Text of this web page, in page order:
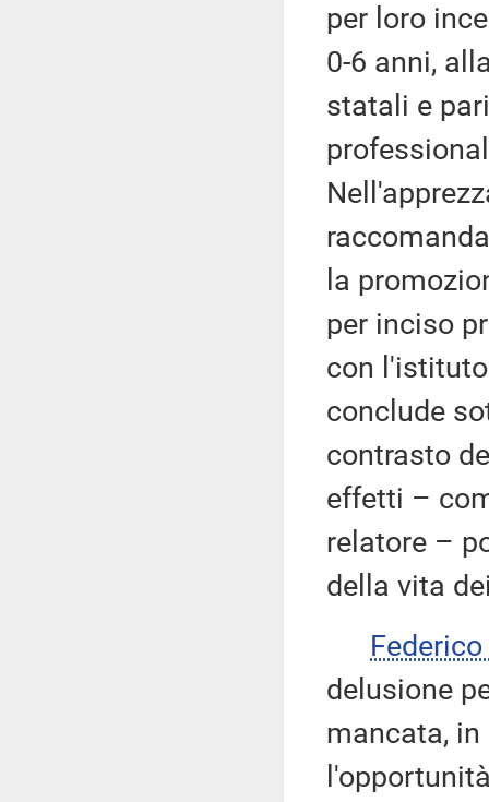
per loro
0-6 anni,
statali e
la
per inciso
con
conclude
contrasto
effetti –
relatore –
della vita
delusione
mancata, in